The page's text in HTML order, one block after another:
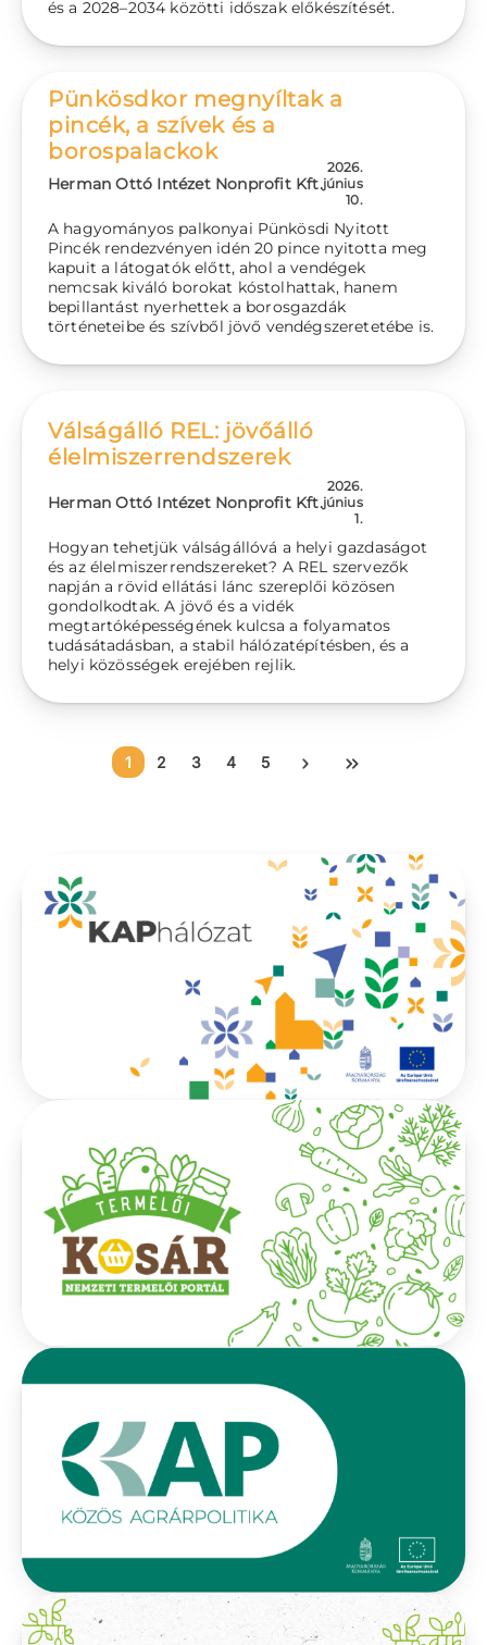
és a 2028–2034 közötti időszak előkészítését.
Pünkösdkor megnyíltak a
pincék, a szívek és a
borospalackok
Herman Ottó Intézet Nonprofit Kft.
2026.
június
10.
A hagyományos palkonyai Pünkösdi Nyitott
Pincék rendezvényen idén 20 pince nyitotta meg
kapuit a látogatók előtt, ahol a vendégek
nemcsak kiváló borokat kóstolhattak, hanem
bepillantást nyerhettek a borosgazdák
történeteibe és szívből jövő vendégszeretetébe is.
Válságálló REL: jövőálló
élelmiszerrendszerek
Herman Ottó Intézet Nonprofit Kft.
2026.
június
1.
Hogyan tehetjük válságállóvá a helyi gazdaságot
és az élelmiszerrendszereket? A REL szervezők
napján a rövid ellátási lánc szereplői közösen
gondolkodtak. A jövő és a vidék
megtartóképességének kulcsa a folyamatos
tudásátadásban, a stabil hálózatépítésben, és a
helyi közösségek erejében rejlik.
Oldalszámozás
Jelenlegi oldal
1 Oldal
2 Oldal
3 Oldal
4 Oldal
5 Következő oldal
Utolsó oldal